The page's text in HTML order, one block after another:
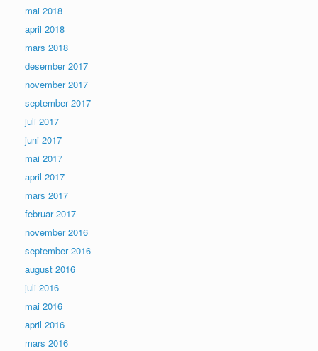
mai 2018
april 2018
mars 2018
desember 2017
november 2017
september 2017
juli 2017
juni 2017
mai 2017
april 2017
mars 2017
februar 2017
november 2016
september 2016
august 2016
juli 2016
mai 2016
april 2016
mars 2016